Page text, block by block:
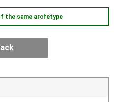
the same archetype